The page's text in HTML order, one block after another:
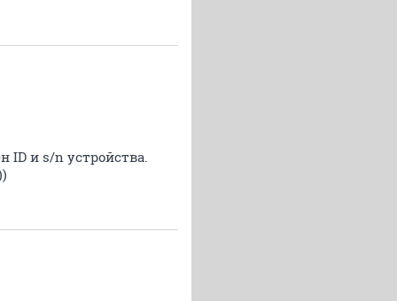
ID и s/n устройства.